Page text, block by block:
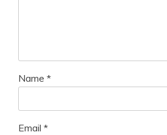
Name *
Email *